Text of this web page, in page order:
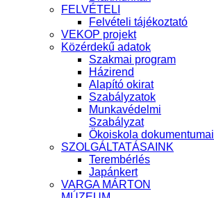
FELVÉTELI
Felvételi tájékoztató
VEKOP projekt
Közérdekű adatok
Szakmai program
Házirend
Alapító okirat
Szabályzatok
Munkavédelmi
Szabályzat
Ökoiskola dokumentumai
SZOLGÁLTATÁSAINK
Terembérlés
Japánkert
VARGA MÁRTON